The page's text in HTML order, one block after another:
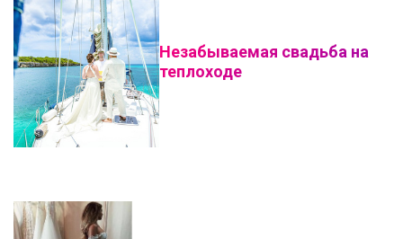
Незабываемая свадьба на
теплоходе